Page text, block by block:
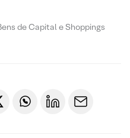
de Capital e Shoppings